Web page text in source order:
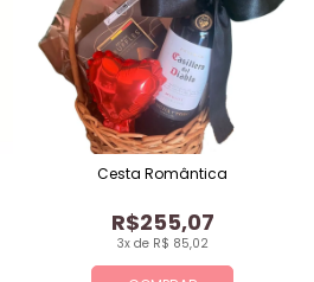
3x de R$ 85,02
R$255,07
Cesta Romântica